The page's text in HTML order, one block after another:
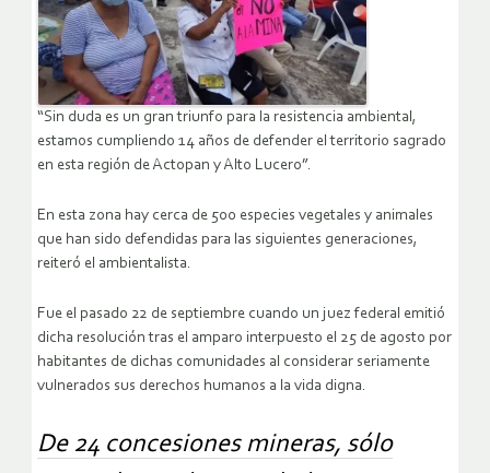
“Sin duda es un gran triunfo para la resistencia ambiental,
estamos cumpliendo 14 años de defender el territorio sagrado
en esta región de Actopan y Alto Lucero”.
En esta zona hay cerca de 500 especies vegetales y animales
que han sido defendidas para las siguientes generaciones,
reiteró el ambientalista.
Fue el pasado 22 de septiembre cuando un juez federal emitió
dicha resolución tras el amparo interpuesto el 25 de agosto por
habitantes de dichas comunidades al considerar seriamente
vulnerados sus derechos humanos a la vida digna.
De 24 concesiones mineras, sólo